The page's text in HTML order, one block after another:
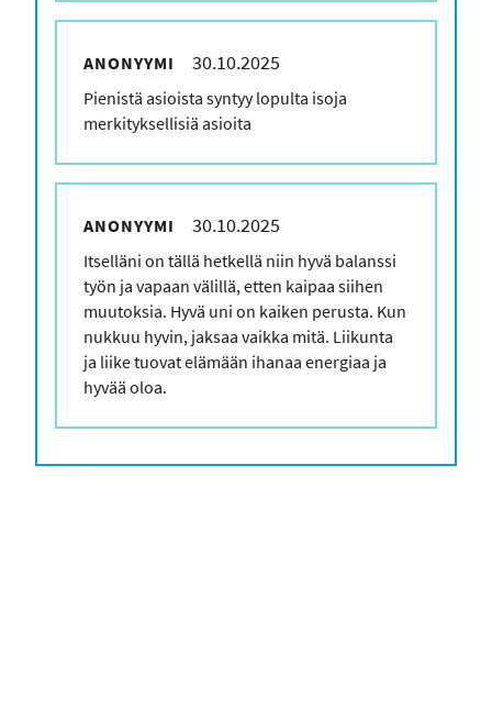
ANONYYMI 30.10.2025
Kommenttisi
Pienistä asioista syntyy lopulta isoja
merkityksellisiä asioita
ANONYYMI 30.10.2025
Kommenttisi
Itselläni on tällä hetkellä niin hyvä balanssi
työn ja vapaan välillä, etten kaipaa siihen
muutoksia. Hyvä uni on kaiken perusta. Kun
nukkuu hyvin, jaksaa vaikka mitä. Liikunta
ja liike tuovat elämään ihanaa energiaa ja
hyvää oloa.